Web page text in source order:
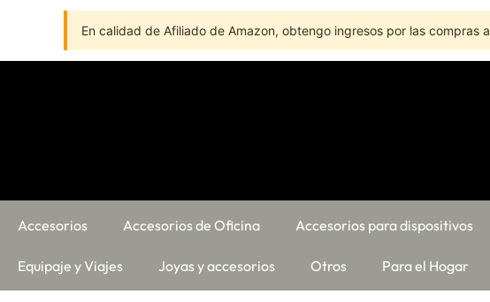
En calidad de Afiliado de Amazon, obtengo ingresos por las compras
Accesorios Accesorios de Oficina Accesorios para dispositivos
Equipaje y Viajes Joyas y accesorios Otros Para el Hogar